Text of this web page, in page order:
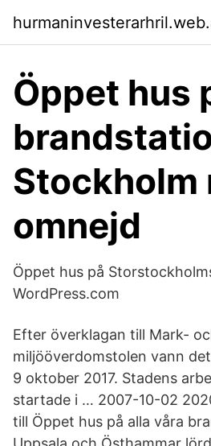
Öppet hus
Stockholm
omnejd
Öppet hus på
WordPress.com
Efter överklagan till Mark-
miljööverdomstolen vann
9 oktober 2017. Stadens
startade i … 2007-10-02
till Öppet hus på alla våra